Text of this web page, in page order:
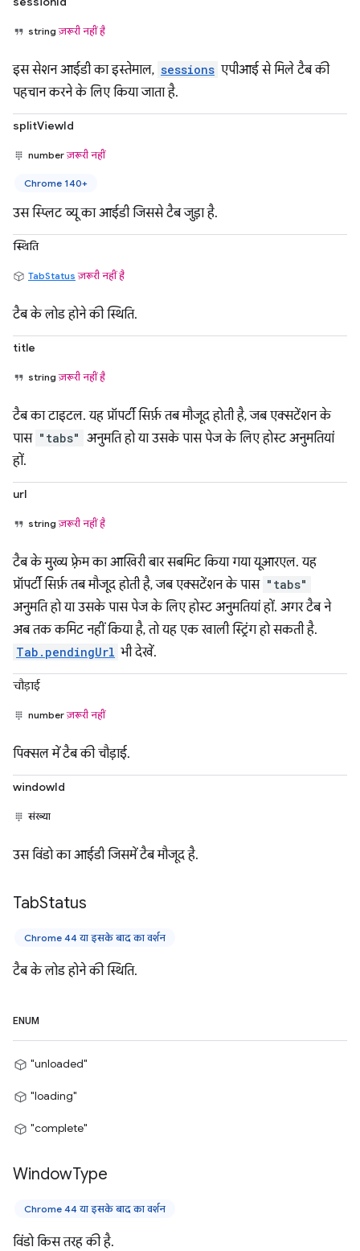
stringज़रूरी नहीं है
इस सेशन आईडी का इस्तेमाल, sessions एपीआई से मिले टैब की
पहचान करने के लिए किया जाता है.
splitViewId
numberज़रूरी नहीं
Chrome 140+
उस स्प्लिट व्यू का आईडी जिससे टैब जुड़ा है.
स्थिति
TabStatus ज़रूरी नहीं है
टैब के लोड होने की स्थिति.
title
stringज़रूरी नहीं है
टैब का टाइटल. यह प्रॉपर्टी सिर्फ़ तब मौजूद होती है, जब एक्सटेंशन के
पास "tabs" अनुमति हो या उसके पास पेज के लिए होस्ट अनुमतियां
हों.
url
stringज़रूरी नहीं है
टैब के मुख्य फ़्रेम का आखिरी बार सबमिट किया गया यूआरएल. यह
प्रॉपर्टी सिर्फ़ तब मौजूद होती है, जब एक्सटेंशन के पास "tabs"
अनुमति हो या उसके पास पेज के लिए होस्ट अनुमतियां हों. अगर टैब ने
अब तक कमिट नहीं किया है, तो यह एक खाली स्ट्रिंग हो सकती है.
Tab.pendingUrl भी देखें.
चौड़ाई
numberज़रूरी नहीं
पिक्सल में टैब की चौड़ाई.
windowId
संख्या
उस विंडो का आईडी जिसमें टैब मौजूद है.
TabStatus
Chrome 44 या इसके बाद का वर्शन
टैब के लोड होने की स्थिति.
ENUM
"unloaded"
"loading"
"complete"
WindowType
Chrome 44 या इसके बाद का वर्शन
विंडो किस तरह की है.